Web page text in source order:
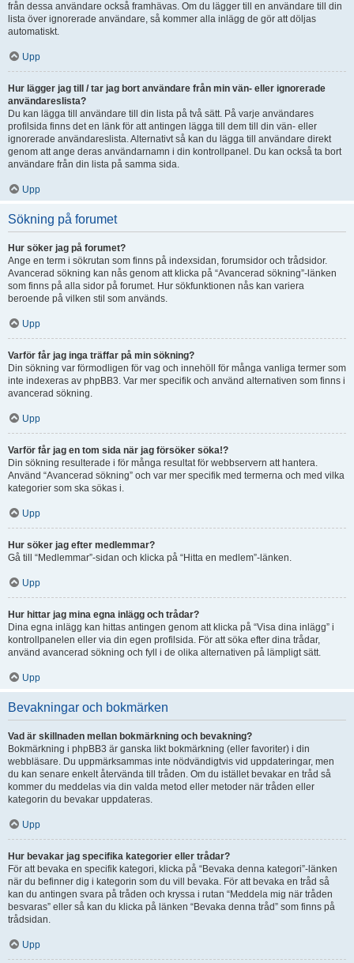
från dessa användare också framhävas. Om du lägger till en användare till din
lista över ignorerade användare, så kommer alla inlägg de gör att döljas
automatiskt.
Upp
Hur lägger jag till / tar jag bort användare från min vän- eller ignorerade
användareslista?
Du kan lägga till användare till din lista på två sätt. På varje användares
profilsida finns det en länk för att antingen lägga till dem till din vän- eller
ignorerade användareslista. Alternativt så kan du lägga till användare direkt
genom att ange deras användarnamn i din kontrollpanel. Du kan också ta bort
användare från din lista på samma sida.
Upp
Sökning på forumet
Hur söker jag på forumet?
Ange en term i sökrutan som finns på indexsidan, forumsidor och trådsidor.
Avancerad sökning kan nås genom att klicka på “Avancerad sökning”-länken
som finns på alla sidor på forumet. Hur sökfunktionen nås kan variera
beroende på vilken stil som används.
Upp
Varför får jag inga träffar på min sökning?
Din sökning var förmodligen för vag och innehöll för många vanliga termer som
inte indexeras av phpBB3. Var mer specifik och använd alternativen som finns i
avancerad sökning.
Upp
Varför får jag en tom sida när jag försöker söka!?
Din sökning resulterade i för många resultat för webbservern att hantera.
Använd “Avancerad sökning” och var mer specifik med termerna och med vilka
kategorier som ska sökas i.
Upp
Hur söker jag efter medlemmar?
Gå till “Medlemmar”-sidan och klicka på “Hitta en medlem”-länken.
Upp
Hur hittar jag mina egna inlägg och trådar?
Dina egna inlägg kan hittas antingen genom att klicka på “Visa dina inlägg” i
kontrollpanelen eller via din egen profilsida. För att söka efter dina trådar,
använd avancerad sökning och fyll i de olika alternativen på lämpligt sätt.
Upp
Bevakningar och bokmärken
Vad är skillnaden mellan bokmärkning och bevakning?
Bokmärkning i phpBB3 är ganska likt bokmärkning (eller favoriter) i din
webbläsare. Du uppmärksammas inte nödvändigtvis vid uppdateringar, men
du kan senare enkelt återvända till tråden. Om du istället bevakar en tråd så
kommer du meddelas via din valda metod eller metoder när tråden eller
kategorin du bevakar uppdateras.
Upp
Hur bevakar jag specifika kategorier eller trådar?
För att bevaka en specifik kategori, klicka på “Bevaka denna kategori”-länken
när du befinner dig i kategorin som du vill bevaka. För att bevaka en tråd så
kan du antingen svara på tråden och kryssa i rutan “Meddela mig när tråden
besvaras” eller så kan du klicka på länken “Bevaka denna tråd” som finns på
trådsidan.
Upp